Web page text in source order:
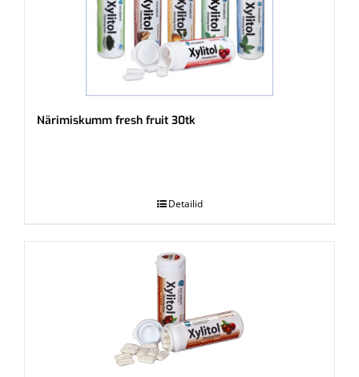
Närimiskumm fresh fruit 30tk
Detailid